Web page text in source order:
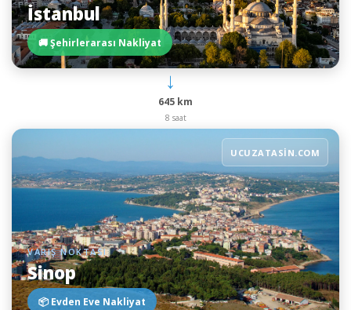
İstanbul
🚚 Şehirlerarası Nakliyat
→
645 km
8 saat
UCUZATASIN.COM
VARIŞ NOKTASI
Sinop
📦 Evden Eve Nakliyat